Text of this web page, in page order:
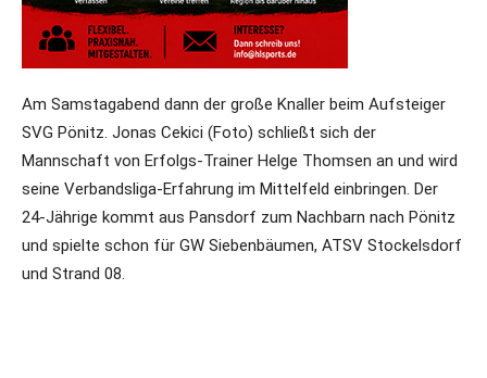
Am Samstagabend dann der große Knaller beim Aufsteiger
SVG Pönitz. Jonas Cekici (Foto) schließt sich der
Mannschaft von Erfolgs-Trainer Helge Thomsen an und wird
seine Verbandsliga-Erfahrung im Mittelfeld einbringen. Der
24-Jährige kommt aus Pansdorf zum Nachbarn nach Pönitz
und spielte schon für GW Siebenbäumen, ATSV Stockelsdorf
und Strand 08.